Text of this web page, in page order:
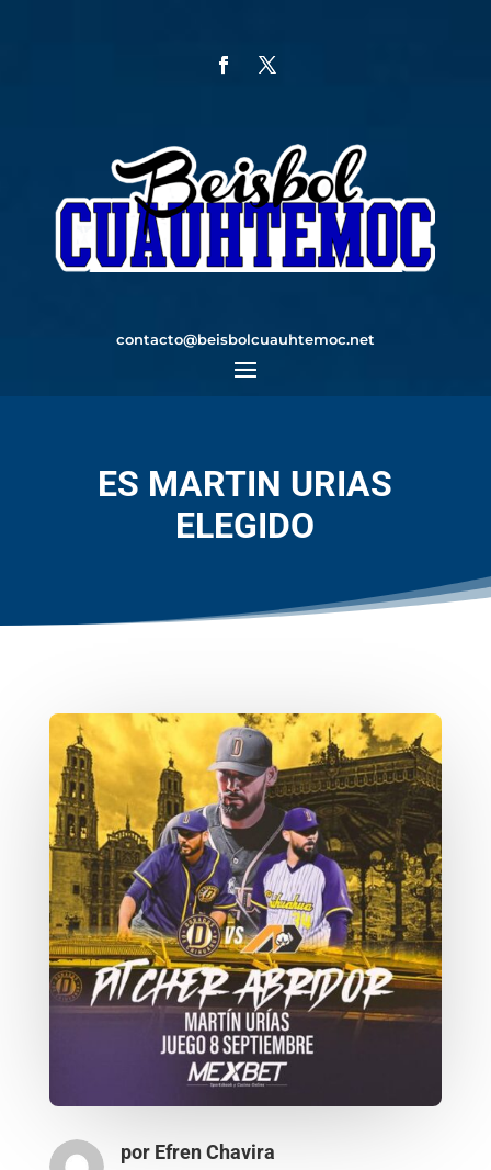
contacto@beisbolcuauhtemoc.net
ES MARTIN URIAS
ELEGIDO
por Efren Chavira